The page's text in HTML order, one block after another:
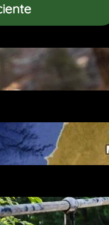
con mascota en
parques naturales de
Guía de
viajeros con